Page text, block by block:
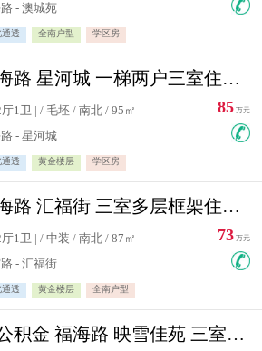
- 澳城苑
通透 全南户型 学区房
福海路 星河城 一梯两户三室住宅急售
1卫 | / 毛坯 / 南北 / 95㎡
- 星河城
通透 黄金楼层 学区房
85 万元
福海路 汇福街 三室多层框架住宅急售
1卫 | / 中装 / 南北 / 87㎡
- 汇福街
通透 黄金楼层 全南户型
73 万元
可公积金 福海路 映雪佳苑 三室住宅急售送小棚